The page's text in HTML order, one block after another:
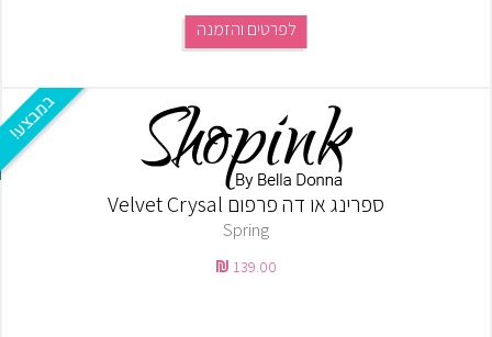
לפרטים והזמנה
ספרינג או דה פרפום Velvet Crysal
Spring
139.00